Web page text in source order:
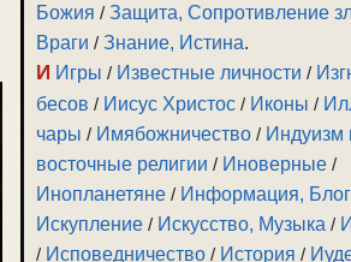
Божия /Защита, Сопротивление
Враги /Знание, Истина.
И Игры / Известные личности /
бесов / Иисус Христос / Иконы /
чары / Имябожничество / Индуизм
восточные религии / Иноверные /
Инопланетяне / Информация,
Искупление / Искусство, Музыка /
/ Исповедничество / История /